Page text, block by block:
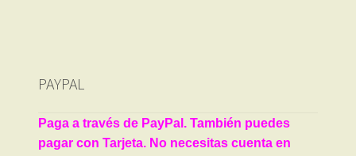
PAYPAL
Paga a través de PayPal. También puedes
pagar con Tarjeta. No necesitas cuenta en